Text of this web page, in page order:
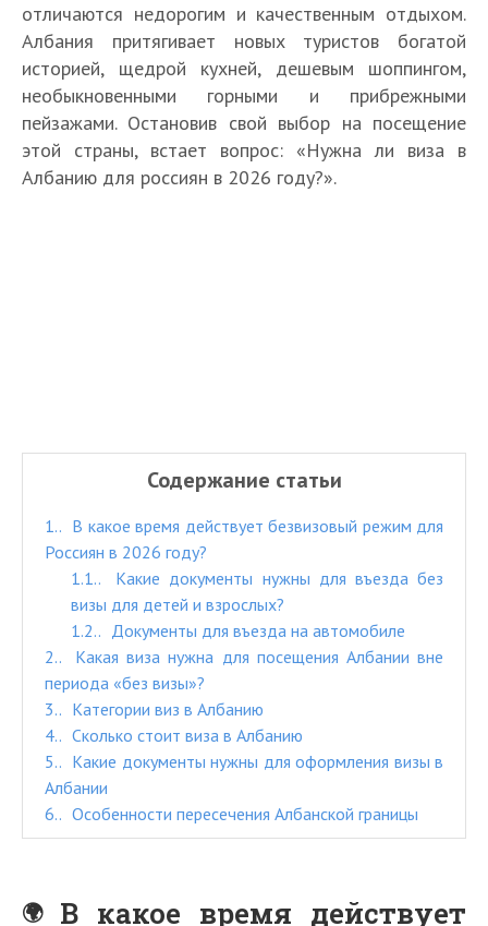
отличаются недорогим и качественным отдыхом.
Албания притягивает новых туристов богатой
историей, щедрой кухней, дешевым шоппингом,
необыкновенными горными и прибрежными
пейзажами. Остановив свой выбор на посещение
этой страны, встает вопрос: «Нужна ли виза в
Албанию для россиян в 2026 году?».
Содержание статьи
1.
В какое время действует безвизовый режим для
Россиян в 2026 году?
1.1.
Какие документы нужны для въезда без
визы для детей и взрослых?
1.2.
Документы для въезда на автомобиле
2.
Какая виза нужна для посещения Албании вне
периода «без визы»?
3.
Категории виз в Албанию
4.
Сколько стоит виза в Албанию
5.
Какие документы нужны для оформления визы в
Албании
6.
Особенности пересечения Албанской границы
В какое время действует